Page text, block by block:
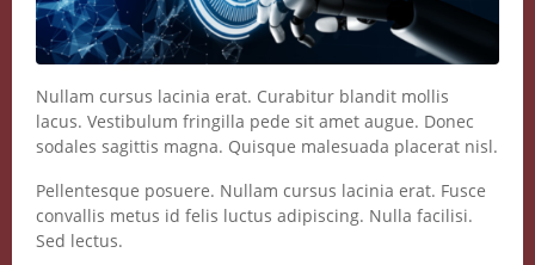
Nullam cursus lacinia erat. Curabitur blandit mollis
lacus. Vestibulum fringilla pede sit amet augue. Donec
sodales sagittis magna. Quisque malesuada placerat nisl.
Pellentesque posuere. Nullam cursus lacinia erat. Fusce
convallis metus id felis luctus adipiscing. Nulla facilisi.
Sed lectus.
Crie seu Avatar com
Inteligência Artificial
Vidgenie